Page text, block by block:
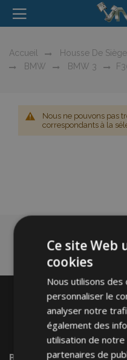
Accueil Housse De Siège
BMW
BMW 3
Nous ne pouvons pas
correspondants à la
Ce site Web
cookies
Nous utilisons des
personnaliser le
analyser notre
également des
utilisation de
partenaires de